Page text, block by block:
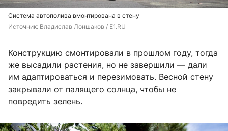
Система автополива вмонтирована в стену
Источник: Владислав Лоншаков / E1.RU
Конструкцию смонтировали в прошлом году, тогда
же высадили растения, но не завершили — дали
им адаптироваться и перезимовать. Весной стену
закрывали от палящего солнца, чтобы не
повредить зелень.